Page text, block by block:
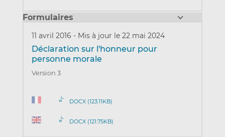
Formulaires
11 avril 2016 - Mis à jour le 22 mai 2024
Déclaration sur l'honneur pour
personne morale
Version 3
DOCX (123.11KB)
DOCX (121.75KB)